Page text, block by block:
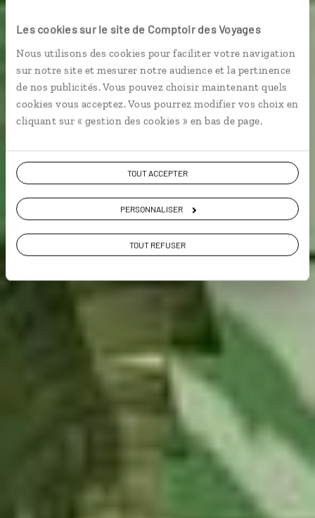
Les cookies sur le site de Comptoir des Voyages
Nous utilisons des cookies pour faciliter votre navigation
sur notre site et mesurer notre audience et la pertinence
de nos publicités. Vous pouvez choisir maintenant quels
cookies vous acceptez. Vous pourrez modifier vos choix en
cliquant sur « gestion des cookies » en bas de page.
TOUT ACCEPTER
PERSONNALISER
TOUT REFUSER
Caribbean Vibes
Circuit à Miami Beach, aux États-Unis, et à Eleuthera,
aux Bahamas.
Voir les 1070 avis sur les voyages aux Etats-
VOIR LA GALERIE PHOTOS